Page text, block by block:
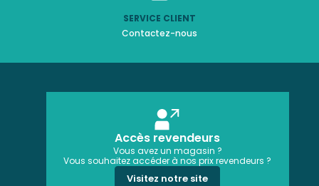
SERVICE CLIENT
Contactez-nous
Accès revendeurs
Vous avez un magasin ?
Vous souhaitez accéder à nos prix revendeurs ?
Visitez notre site